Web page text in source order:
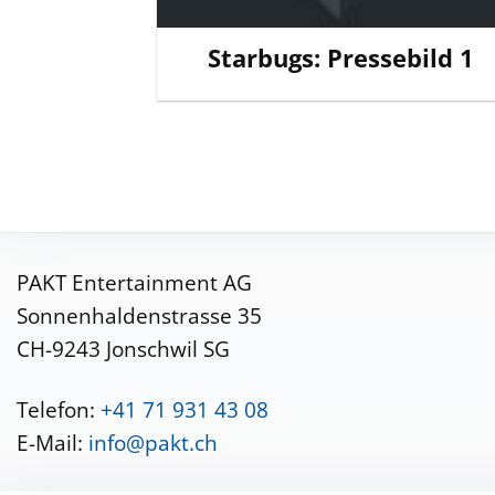
Starbugs: Pressebild 1
PAKT Entertainment AG
Sonnenhaldenstrasse 35
CH-9243 Jonschwil SG
Telefon: +41 71 931 43 08
E-Mail: info@pakt.ch